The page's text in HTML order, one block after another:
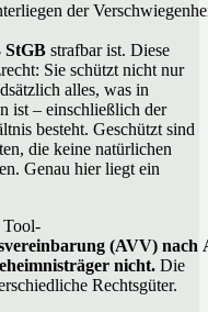
der
StGB strafbar ist. Diese
Sie schützt nicht nur
alles, was in
ist – einschließlich der
besteht. Geschützt sind
die keine natürlichen
Genau hier liegt ein
Tool-
(AVV) nach
nicht. Die
Rechtsgüter.